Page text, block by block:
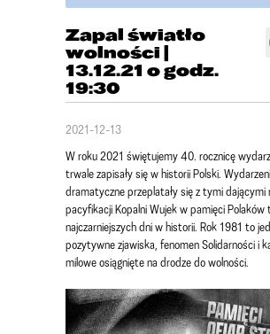
Zapal światło
wolności |
13.12.21 o godz.
19:30
2021-12-13
W roku 2021 świętujemy 40. rocznicę
trwale zapisały się w historii Polski.
dramatyczne przeplatały się z tymi dającymi
pacyfikacji Kopalni Wujek w pamięci Polaków
najczarniejszych dni w historii. Rok 1981 to
pozytywne zjawiska, fenomen Solidarności i
milowe osiągnięte na drodze do wolności.